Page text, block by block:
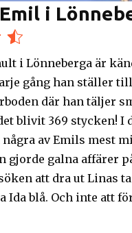
i
i Lönneberga är
gång han ställer
där han täljer
blivit 369 stycken! I
av Emils mest
gjorde galna affärer
att dra ut Linas
Ida blå. Och inte att
en groda i